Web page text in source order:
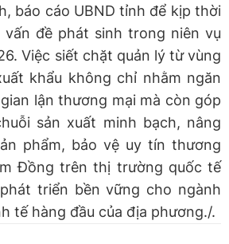
báo cáo UBND tỉnh để kịp thời
đề phát sinh trong niên vụ
Việc siết chặt quản lý từ vùng
khẩu không chỉ nhằm ngăn
lận thương mại mà còn góp
sản xuất minh bạch, nâng
phẩm, bảo vệ uy tín thương
Đồng trên thị trường quốc tế
triển bền vững cho ngành
tế hàng đầu của địa phương./.